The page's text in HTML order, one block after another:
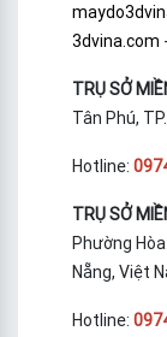
3dvina.com -
TRỤ SỞ
Tân Phú,
Hotline:
TRỤ SỞ
Phường
Nẵng, Việt
Hotline: